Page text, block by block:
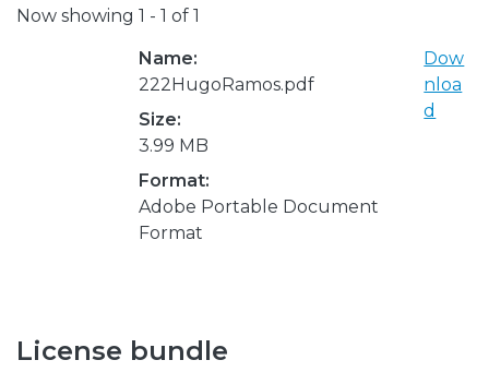
Now showing 1 - 1 of 1
Name:
222HugoRamos.pdf
Size:
3.99 MB
Format:
Adobe Portable Document
Format
Dow
nloa
d
License bundle